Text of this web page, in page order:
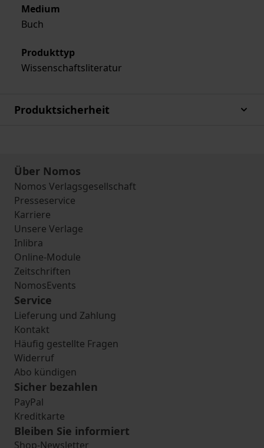
Medium
Buch
Produkttyp
Wissenschaftsliteratur
Produktsicherheit
Über Nomos
Nomos Verlagsgesellschaft
Presseservice
Karriere
Unsere Verlage
Inlibra
Online-Module
Zeitschriften
NomosEvents
Service
Lieferung und Zahlung
Kontakt
Häufig gestellte Fragen
Widerruf
Abo kündigen
Sicher bezahlen
PayPal
Kreditkarte
Bleiben Sie informiert
Shop-Newsletter